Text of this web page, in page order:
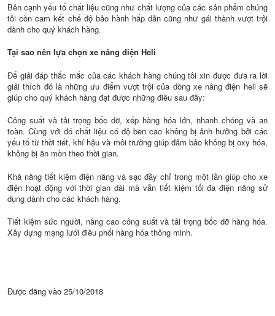
Bên cạnh yếu tố chất liệu cũng như chất lượng của các sản phẩm chúng
tôi còn cam kết chế độ bảo hành hấp dẫn cũng như gái thành vượt trội
dành cho quý khách hàng.
Tại sao nên lựa chọn xe nâng điện Heli
Để giải đáp thắc mắc của các khách hàng chúng tôi xin được đưa ra lời
giải thích đó là những ưu điểm vượt trội của dòng xe nâng điện heli sẽ
giúp cho quý khách hàng đạt được những điều sau đây:
Công suất và tải trọng bốc dỡ, xếp hàng hóa lớn, nhanh chóng và an
toàn. Cùng với đó chất liệu có độ bền cao không bị ảnh hưởng bởi các
yếu tố từ thời tiết, khí hậu và môi trường giúp đảm bảo không bị oxy hóa,
không bị ăn mòn theo thời gian.
Khả năng tiết kiệm điện năng và sạc đầy chỉ trong một lần giúp cho xe
điện hoạt động với thời gian dài mà vẫn tiết kiệm tối đa điện năng sử
dụng dành cho các khách hàng.
Tiết kiệm sức người, nâng cao công suất và tải trọng bốc dỡ hàng hóa.
Xây dựng mạng lưới điều phối hàng hóa thông minh.
Được đăng vào 25/10/2018